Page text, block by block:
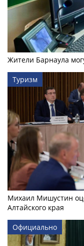
Жители Барнаула
Туризм
Михаил Мишустин
Алтайского края
Официально